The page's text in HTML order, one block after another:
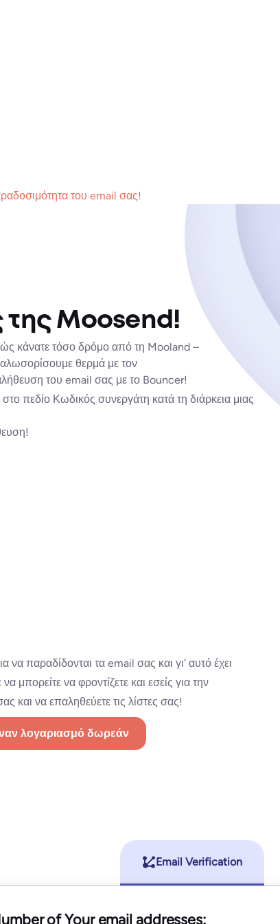
του email σας!
της Moosend!
κάνατε τόσο δρόμο από τη Mooland –
θερμά με τον
του email σας με το Bouncer!
στο πεδίο Κωδικός συνεργάτη κατά τη διάρκεια μιας
παραδίδονται τα email σας και γι’ αυτό έχει
να φροντίζετε και εσείς για την
και να επαληθεύετε τις λίστες σας!
λογαριασμό δωρεάν
Email Verification
of Your email addresses:
Standard